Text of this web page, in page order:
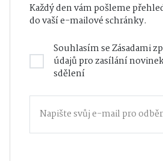
Každý den vám pošleme
do vaší e-mailové schránky.
Souhlasím seZásadami
údajůpro zasílání
sdělení